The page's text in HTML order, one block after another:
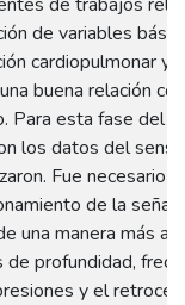
de variables
cardiopulmonar y
buena relación
Para esta fase del
los datos del
Fue necesario
de la señal
una manera más
de profundidad,
y el